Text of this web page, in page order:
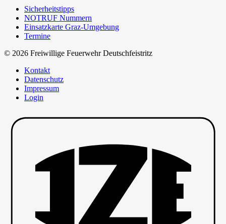
Sicherheitstipps
NOTRUF Nummern
Einsatzkarte Graz-Umgebung
Termine
© 2026 Freiwillige Feuerwehr Deutschfeistritz
Kontakt
Datenschutz
Impressum
Login